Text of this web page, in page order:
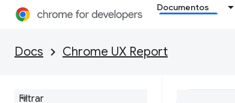
Documentos
Docs Chrome UX Report